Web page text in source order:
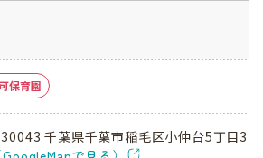
保育園
千葉県千葉市稲毛区小仲台5丁目3